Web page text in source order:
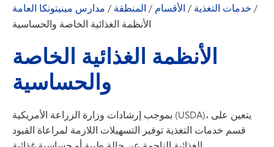
مدارس مينيتونكا العامة / المنطقة / الأقسام / خدمات التغذية /
الأنظمة الغذائية الخاصة والحساسية
الأنظمة الغذائية الخاصة
والحساسية
بموجب إرشادات وزارة الزراعة الأمريكية (USDA)، يتعين على
قسم خدمات التغذية توفير التسهيلات اللازمة لمراعاة القيود